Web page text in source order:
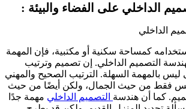
على الفضاء والبيئة :
كمساحة سكنية أو مكتبية، فإن المهمة
التصميم الداخلي. إن تصميم وترتيب
السهلة. الترتيب الصحيح والمهني
من حيث الجمال، ولكن أيضًا من حيث
أن هندسةالتصميم الداخليمهمة جدًا